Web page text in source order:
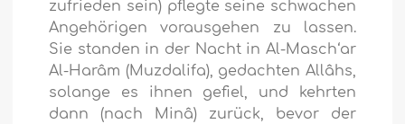
zufrieden sein) pflegte seine schwachen
Angehörigen vorausgehen zu lassen.
Sie standen in der Nacht in Al-Masch‘ar
Al-Harâm (Muzdalifa), gedachten Allâhs,
solange es ihnen gefiel, und kehrten
dann (nach Minâ) zurück, bevor der